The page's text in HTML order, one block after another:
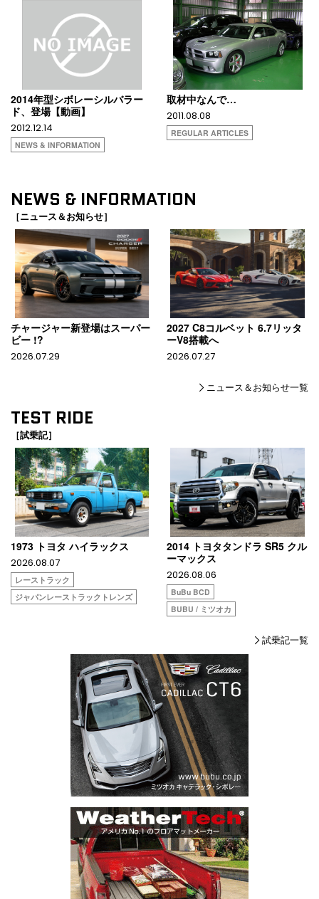
2014年型シボレーシルバラー
ド、登場【動画】
2012.12.14
NEWS & INFORMATION
取材中なんで…
2011.08.08
REGULAR ARTICLES
NEWS & INFORMATION
［ニュース＆お知らせ］
チャージャー新登場はスーパー
ビー !?
2026.07.29
2027 C8コルベット 6.7リッタ
ーV8搭載へ
2026.07.27
ニュース＆お知らせ一覧
TEST RIDE
［試乗記］
1973 トヨタ ハイラックス
2026.08.07
レーストラック
ジャパンレーストラックトレンズ
2014 トヨタタンドラ SR5 クル
ーマックス
2026.08.06
BuBu BCD
BUBU / ミツオカ
試乗記一覧